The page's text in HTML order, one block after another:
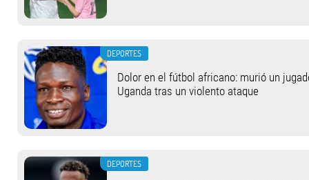
DEPORTES
Dolor en el fútbol africano: murió un
Uganda tras un violento ataque
DEPORTES